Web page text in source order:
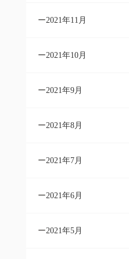
2021年11月
2021年10月
2021年9月
2021年8月
2021年7月
2021年6月
2021年5月